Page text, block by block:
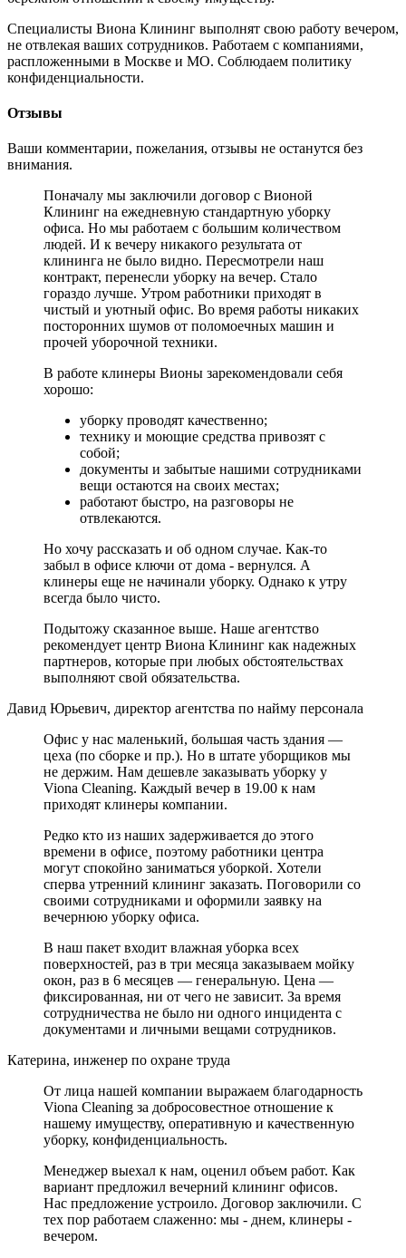
Специалисты Виона Клининг выполнят свою работу вечером,
не отвлекая ваших сотрудников. Работаем с компаниями,
распложенными в Москве и МО. Соблюдаем политику
конфиденциальности.
Отзывы
Ваши комментарии, пожелания, отзывы не останутся без
внимания.
Поначалу мы заключили договор с Вионой
Клининг на ежедневную стандартную уборку
офиса. Но мы работаем с большим количеством
людей. И к вечеру никакого результата от
клининга не было видно. Пересмотрели наш
контракт, перенесли уборку на вечер. Стало
гораздо лучше. Утром работники приходят в
чистый и уютный офис. Во время работы никаких
посторонних шумов от поломоечных машин и
прочей уборочной техники.
В работе клинеры Вионы зарекомендовали себя
хорошо:
уборку проводят качественно;
технику и моющие средства привозят с
собой;
документы и забытые нашими сотрудниками
вещи остаются на своих местах;
работают быстро, на разговоры не
отвлекаются.
Но хочу рассказать и об одном случае. Как-то
забыл в офисе ключи от дома - вернулся. А
клинеры еще не начинали уборку. Однако к утру
всегда было чисто.
Подытожу сказанное выше. Наше агентство
рекомендует центр Виона Клининг как надежных
партнеров, которые при любых обстоятельствах
выполняют свой обязательства.
Давид Юрьевич, директор агентства по найму персонала
Офис у нас маленький, большая часть здания —
цеха (по сборке и пр.). Но в штате уборщиков мы
не держим. Нам дешевле заказывать уборку у
Viona Cleaning. Каждый вечер в 19.00 к нам
приходят клинеры компании.
Редко кто из наших задерживается до этого
времени в офисе¸ поэтому работники центра
могут спокойно заниматься уборкой. Хотели
сперва утренний клининг заказать. Поговорили со
своими сотрудниками и оформили заявку на
вечернюю уборку офиса.
В наш пакет входит влажная уборка всех
поверхностей, раз в три месяца заказываем мойку
окон, раз в 6 месяцев — генеральную. Цена —
фиксированная, ни от чего не зависит. За время
сотрудничества не было ни одного инцидента с
документами и личными вещами сотрудников.
Катерина, инженер по охране труда
От лица нашей компании выражаем благодарность
Viona Cleaning за добросовестное отношение к
нашему имуществу, оперативную и качественную
уборку, конфиденциальность.
Менеджер выехал к нам, оценил объем работ. Как
вариант предложил вечерний клининг офисов.
Нас предложение устроило. Договор заключили. С
тех пор работаем слаженно: мы - днем, клинеры -
вечером.